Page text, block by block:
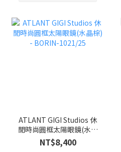
ATLANT GIGI Studios 休
閒時尚圓框太陽眼鏡(水晶
棕) - BORIN-1021/25
NT$8,400